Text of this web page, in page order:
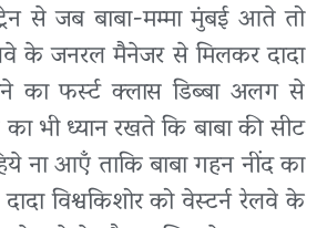
से जब बाबा-मम्मा मुंबई आते तो
के जनरल मैनेजर से मिलकर दादा
का फर्स्ट क्लास डिब्बा अलग से
भी ध्यान रखते कि बाबा की सीट
ना आएँ ताकि बाबा गहन नींद का
विश्वकिशोर को वेस्टर्न रेलवे के